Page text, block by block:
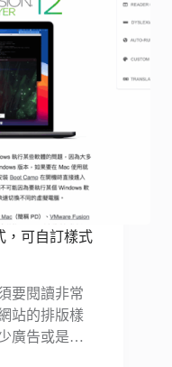
，可自訂樣式
要閱讀非常
站的排版樣
廣告或是…